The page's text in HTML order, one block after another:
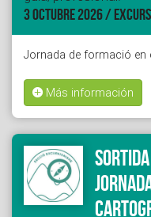
3 OCTUBRE 2026 /
Jornada de formació en
Más información